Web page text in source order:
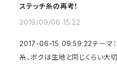
ステッチ糸の再考！
2019/09/06 15:22
2017-06-15 09:59:22テーマ：
糸、ボクは生地と同じくらい大